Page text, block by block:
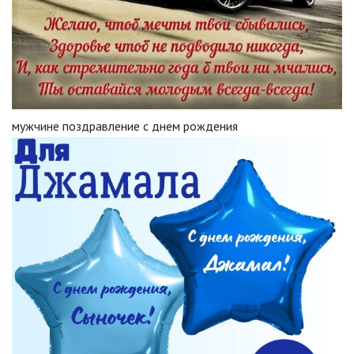
мужчине поздравление с днем рождения